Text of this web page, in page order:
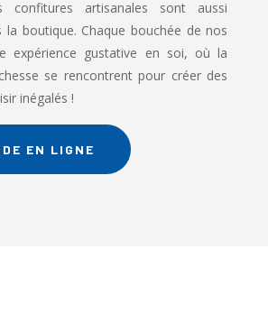
confitures artisanales sont aussi
la boutique. Chaque bouchée de nos
expérience gustative en soi, où la
se rencontrent pour créer des
inégalés !
EN LIGNE